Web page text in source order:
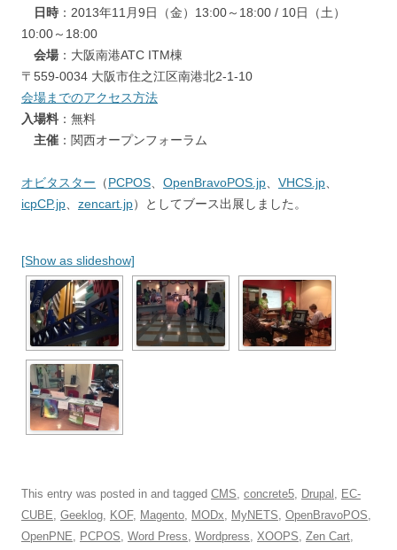
日時 ：2013年11月9日（金）13:00～18:00 / 10日（土）
10:00～18:00
会場 ：大阪南港ATC ITM棟
〒559-0034 大阪市住之江区南港北2-1-10
会場までのアクセス方法
入場料 ：無料
主催 ：関西オープンフォーラム
オビタスター （PCPOS OpenBravoPOS.jp VHCS.jp
icpCP.jp
zencart.jp）としてブース出展しました。
[Show as slideshow]
This entry was posted in and tagged CMS, concrete5, Drupal , EC-
CUBE, Geeklog, KOF, Magento, MODx, MyNETS, OpenBravoPOS,
OpenPNE, PCPOS, Word Press, Wordpress, XOOPS, Zen Cart,